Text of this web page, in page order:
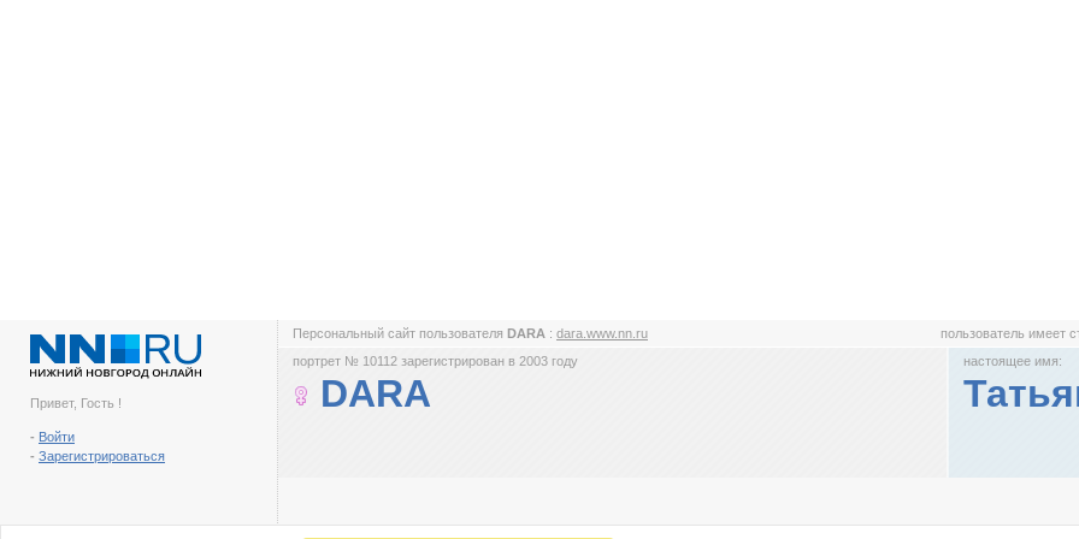
Привет, Гость !
- Войти
- Зарегистрироваться
Персональный сайт пользователя DARA : dara.www.nn.ru пользователь имеет
портрет № 10112 зарегистрирован в 2003 году
DARA
настоящее имя: